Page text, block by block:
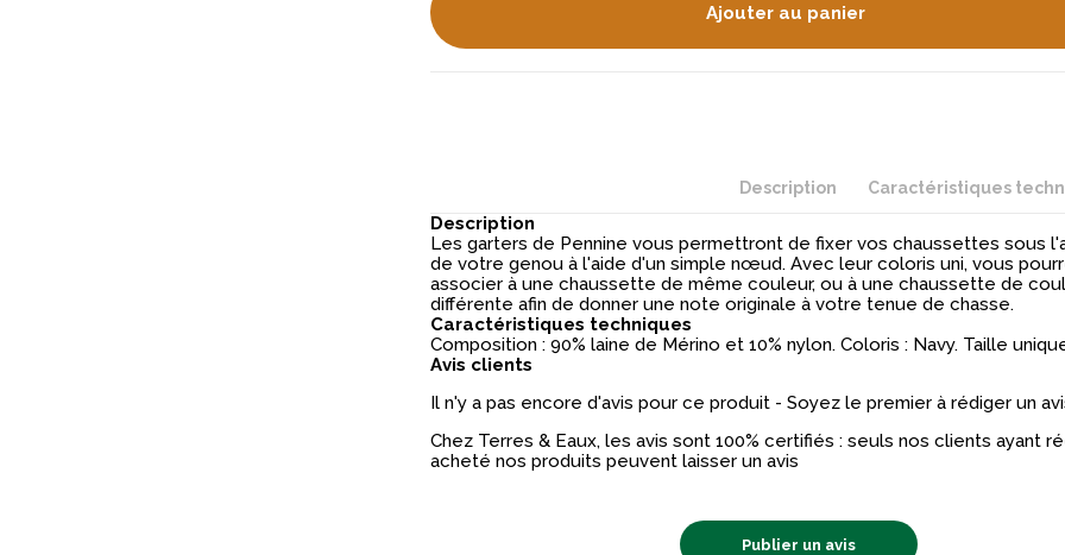
Ajouter au panier
Description Caractéristiques
Description
Les garters de Pennine vous permettront de fixer vos chaussettes sous
de votre genou à l'aide d'un simple nœud. Avec leur coloris uni, vous
associer à une chaussette de même couleur, ou à une chaussette de
différente afin de donner une note originale à votre tenue de chasse.
Caractéristiques techniques
Composition : 90% laine de Mérino et 10% nylon. Coloris : Navy. Taille
Avis clients
Il n'y a pas encore d'avis pour ce produit - Soyez le premier à rédiger un
Chez Terres & Eaux, les avis sont 100% certifiés : seuls nos clients ayant
acheté nos produits peuvent laisser un avis
Publier un avis